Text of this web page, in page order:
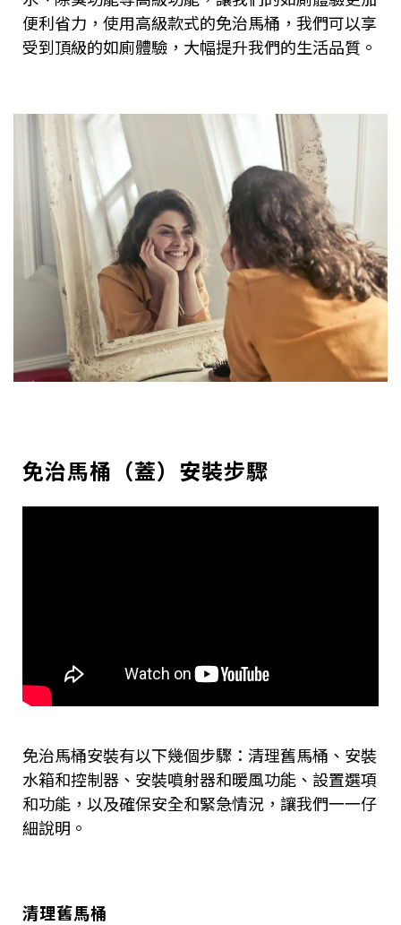
便利省力，使用高級款式的免治馬桶，我們可以享
受到頂級的如廁體驗，大幅提升我們的生活品質。
免治馬桶（蓋）安裝步驟
免治馬桶安裝有以下幾個步驟：清理舊馬桶、安裝
水箱和控制器、安裝噴射器和暖風功能、設置選項
和功能，以及確保安全和緊急情況，讓我們一一仔
細說明。
清理舊馬桶